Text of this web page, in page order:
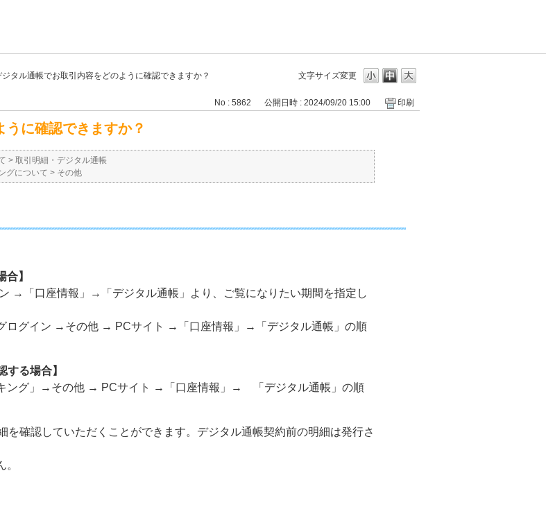
文字サイズ変更
ジタル通帳でお取引内容をどのように確認できますか？
No : 5862 公開日時 : 2024/09/20 15:00 印刷
に確認できますか？
> 取引明細・デジタル通帳
グについて > その他
】
→「口座情報」→「デジタル通帳」より、ご覧になりたい期間を指定し
ログイン →その他 → PCサイト →「口座情報」→「デジタル通帳」の順
する場合】
ング」→その他 → PCサイト →「口座情報」→ 「デジタル通帳」の順
確認していただくことができます。デジタル通帳契約前の明細は発行さ